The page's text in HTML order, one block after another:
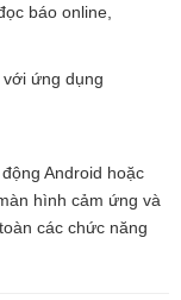
báo online,
ứng dụng
Android hoặc
hình cảm ứng và
các chức năng